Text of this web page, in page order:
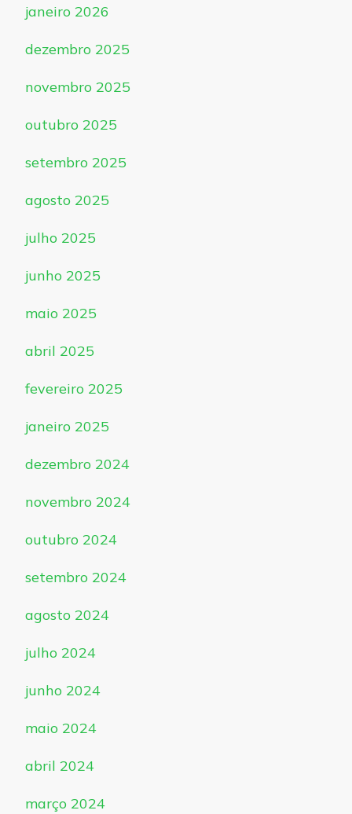
janeiro 2026
dezembro 2025
novembro 2025
outubro 2025
setembro 2025
agosto 2025
julho 2025
junho 2025
maio 2025
abril 2025
fevereiro 2025
janeiro 2025
dezembro 2024
novembro 2024
outubro 2024
setembro 2024
agosto 2024
julho 2024
junho 2024
maio 2024
abril 2024
março 2024